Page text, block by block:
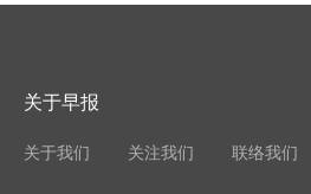
关于早报
关于我们 关注我们 联络我们